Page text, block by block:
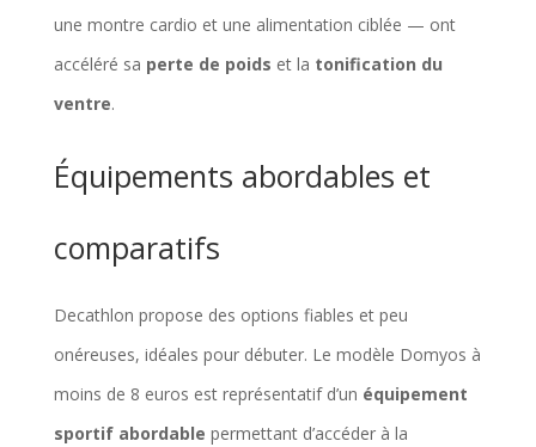
une montre cardio et une alimentation ciblée — ont
accéléré sa perte de poids et la tonification du
ventre.
Équipements abordables et
comparatifs
Decathlon propose des options fiables et peu
onéreuses, idéales pour débuter. Le modèle Domyos à
moins de 8 euros est représentatif d’un équipement
sportif abordable permettant d’accéder à la